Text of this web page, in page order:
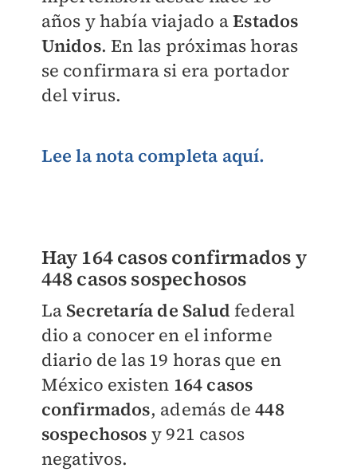
años y había viajado aEstados
Unidos. En las próximas horas
se confirmara si era portador
del virus.
Lee la nota completa aquí.
Hay 164 casos confirmados y
448 casos sospechosos
La Secretaría de Salud federal
dio a conocer en el informe
diario de las 19 horas que en
México existen 164 casos
confirmados, además de448
sospechosos y 921 casos
negativos.